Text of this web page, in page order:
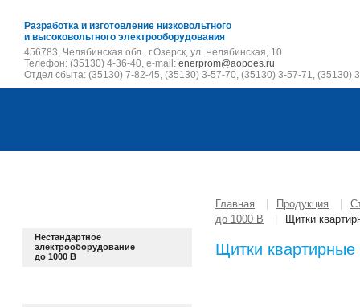
Разработка и изготовление низковольтного
и высоковольтного электрооборудования
456783, Челябинская обл., г.Озерск, ул. Челябинская, 10
Телефон: (35130) 4-36-40, e-mail: enerprom@aopoes.ru
Отдел сбыта: (35130) 7-82-45, (35130) 3-57-70, (35130) 3-57-71, (35130)
Нестандартное
электрооборудование
до 1000 В
Главная Продукция
до 1000 В
Щитки
Щитки